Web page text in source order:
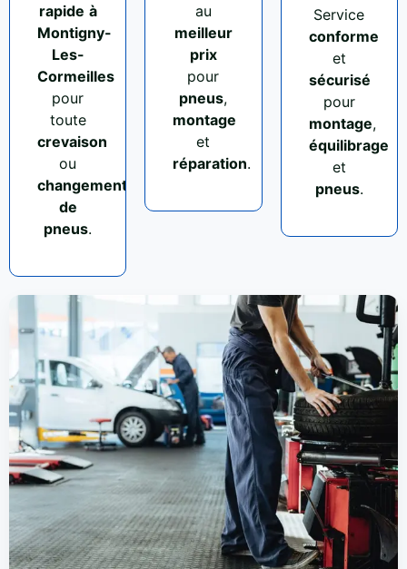
rapide à
Montigny-
Les-
Cormeilles
pour
toute
crevaison
ou
changement
de
pneus.
au
meilleur
prix
pour
pneus,
montage
et
réparation.
Service
conforme
et
sécurisé
pour
montage,
équilibrage
et
pneus.